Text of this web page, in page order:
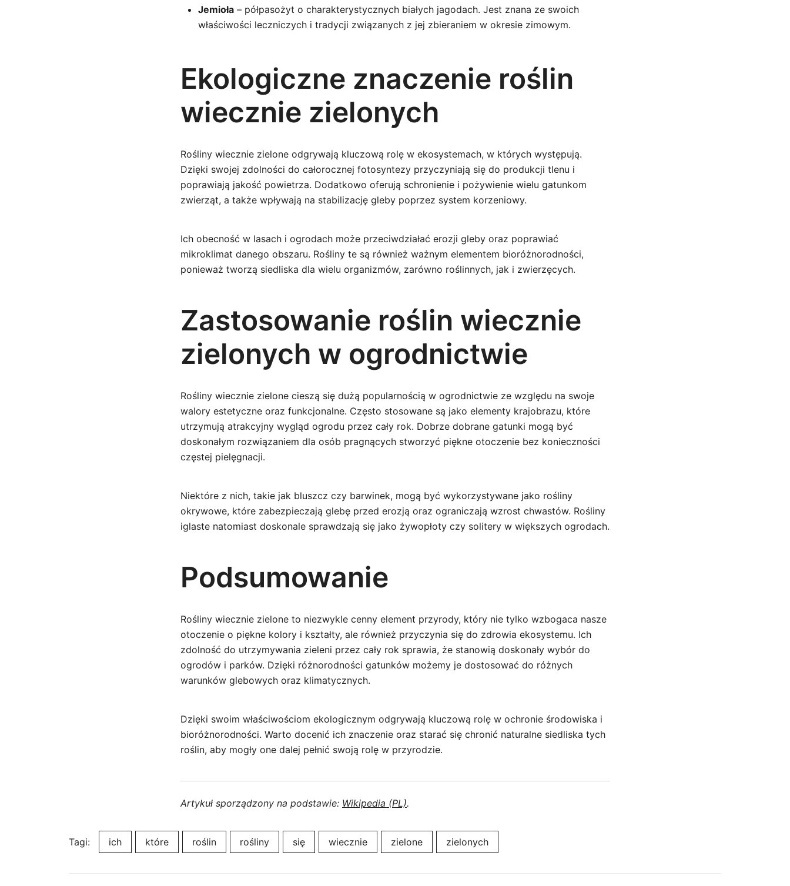
Jemioła – półpasożyt o charakterystycznych białych jagodach. Jest znana ze swoich
właściwości leczniczych i tradycji związanych z jej zbieraniem w okresie zimowym.
Ekologiczne znaczenie roślin
wiecznie zielonych
Rośliny wiecznie zielone odgrywają kluczową rolę w ekosystemach, w których występują.
Dzięki swojej zdolności do całorocznej fotosyntezy przyczyniają się do produkcji tlenu i
poprawiają jakość powietrza. Dodatkowo oferują schronienie i pożywienie wielu gatunkom
zwierząt, a także wpływają na stabilizację gleby poprzez system korzeniowy.
Ich obecność w lasach i ogrodach może przeciwdziałać erozji gleby oraz poprawiać
mikroklimat danego obszaru. Rośliny te są również ważnym elementem bioróżnorodności,
ponieważ tworzą siedliska dla wielu organizmów, zarówno roślinnych, jak i zwierzęcych.
Zastosowanie roślin wiecznie
zielonych w ogrodnictwie
Rośliny wiecznie zielone cieszą się dużą popularnością w ogrodnictwie ze względu na swoje
walory estetyczne oraz funkcjonalne. Często stosowane są jako elementy krajobrazu, które
utrzymują atrakcyjny wygląd ogrodu przez cały rok. Dobrze dobrane gatunki mogą być
doskonałym rozwiązaniem dla osób pragnących stworzyć piękne otoczenie bez konieczności
częstej pielęgnacji.
Niektóre z nich, takie jak bluszcz czy barwinek, mogą być wykorzystywane jako rośliny
okrywowe, które zabezpieczają glebę przed erozją oraz ograniczają wzrost chwastów. Rośliny
iglaste natomiast doskonale sprawdzają się jako żywopłoty czy solitery w większych ogrodach.
Podsumowanie
Rośliny wiecznie zielone to niezwykle cenny element przyrody, który nie tylko wzbogaca nasze
otoczenie o piękne kolory i kształty, ale również przyczynia się do zdrowia ekosystemu. Ich
zdolność do utrzymywania zieleni przez cały rok sprawia, że stanowią doskonały wybór do
ogrodów i parków. Dzięki różnorodności gatunków możemy je dostosować do różnych
warunków glebowych oraz klimatycznych.
Dzięki swoim właściwościom ekologicznym odgrywają kluczową rolę w ochronie środowiska i
bioróżnorodności. Warto docenić ich znaczenie oraz starać się chronić naturalne siedliska tych
roślin, aby mogły one dalej pełnić swoją rolę w przyrodzie.
Artykuł sporządzony na podstawie: Wikipedia (PL).
Tagi: ich które roślin rośliny się wiecznie zielone zielonych